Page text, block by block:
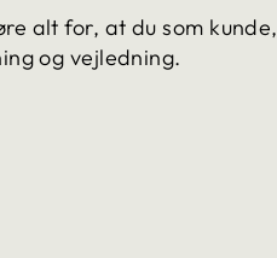
alt for, at du som kunde,
og vejledning.